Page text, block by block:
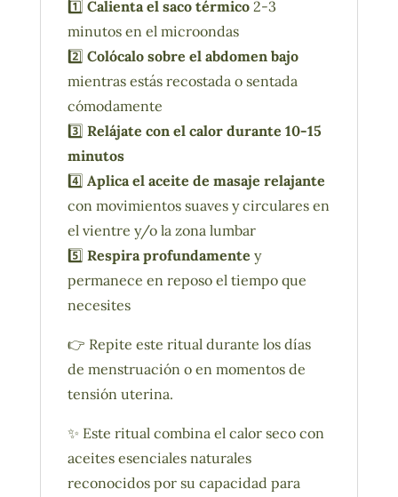
1️⃣ Calienta el saco térmico2-3
minutos en el microondas
2️⃣ Colócalo sobre el abdomen bajo
mientras estás recostada o sentada
cómodamente
3️⃣ Relájate con el calor durante 10-15
minutos
4️⃣ Aplica el aceite de masaje relajante
con movimientos suaves y circulares en
el vientre y/o la zona lumbar
5️⃣ Respira profundamente y
permanece en reposo el tiempo que
necesites
👉 Repite este ritual durante los días
de menstruación o en momentos de
tensión uterina.
✨ Este ritual combina el calor seco con
aceites esenciales naturales
reconocidos por su capacidad para